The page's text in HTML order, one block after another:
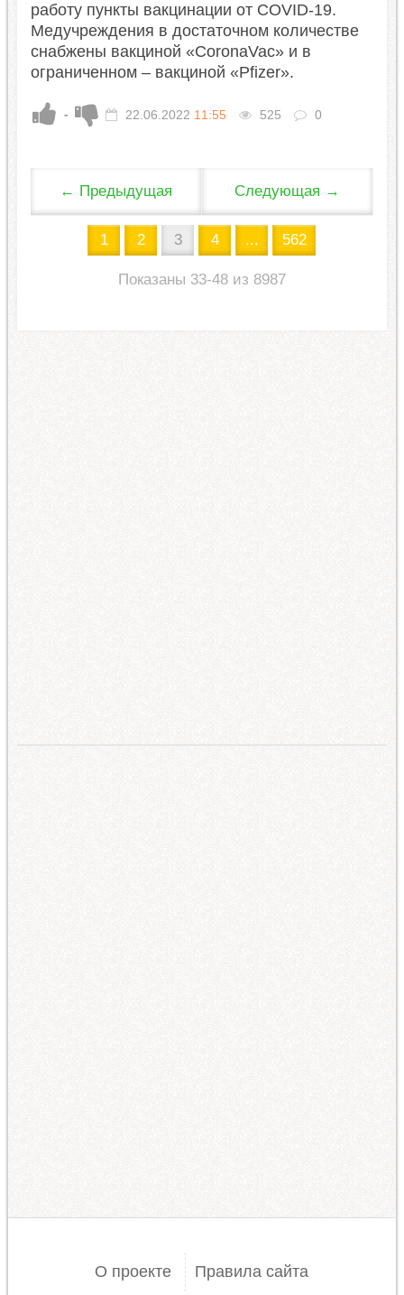
работу пункты вакцинации от COVID-19.
Медучреждения в достаточном количестве
снабжены вакциной «CoronaVac» и в
ограниченном – вакциной «Pfizer».
- 22.06.2022 11:55 525 0
← Предыдущая Следующая →
1 2 3 4 ... 562
Показаны 33-48 из 8987
О проекте Правила сайта